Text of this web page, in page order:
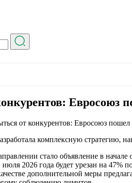
Евросоюз
от конкурентов: Евросоюз
комплексную
стало объявление в
2026 года будет урезан на 47%
дополнительной меры